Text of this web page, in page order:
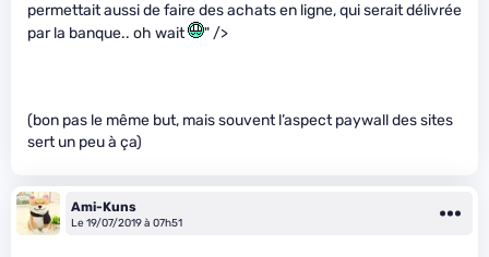
permettait aussi de faire des achats en ligne, qui serait délivrée
par la banque.. oh wait
" />
(bon pas le même but, mais souvent l’aspect paywall des sites
sert un peu à ça)
Ami-Kuns
Le 19/07/2019 à 07h51